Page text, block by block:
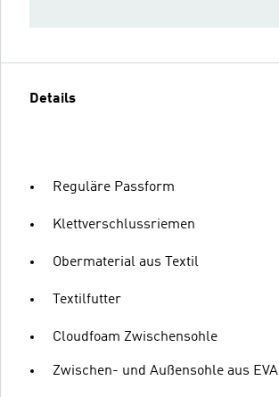
Details
Reguläre Passform
Klettverschlussriemen
Obermaterial aus Textil
Textilfutter
Cloudfoam Zwischensohle
Zwischen- und Außensohle aus EVA